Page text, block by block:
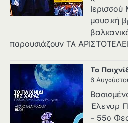
Ιερισσού
μουσική
παρουσιάζουν ΤΑ
Το
6
Έλενορ
– 55ο